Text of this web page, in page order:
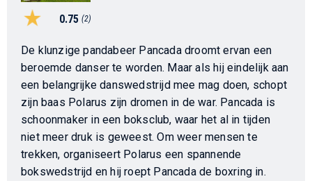
0.75 (2)
De klunzige pandabeer Pancada droomt ervan een
beroemde danser te worden. Maar als hij eindelijk aan
een belangrijke danswedstrijd mee mag doen, schopt
zijn baas Polarus zijn dromen in de war. Pancada is
schoonmaker in een boksclub, waar het al in tijden
niet meer druk is geweest. Om weer mensen te
trekken, organiseert Polarus een spannende
bokswedstrijd en hij roept Pancada de boxring in.